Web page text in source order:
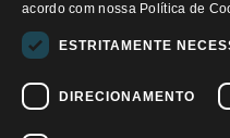
© 2026,
acordo com nossa Política de
ESTRITAMENTE
DIRECIONAMENTO